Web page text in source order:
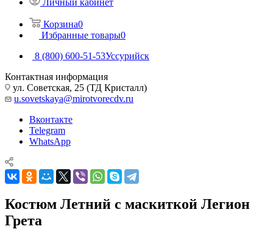
Личный кабинет
Корзина0
Избранные товары0
8 (800) 600-51-53Уссурийск
Контактная информация
ул. Советская, 25 (ТД Кристалл)
u.sovetskaya@mirotvorecdv.ru
Вконтакте
Telegram
WhatsApp
Костюм Летний с маскиткой Легион
Грета